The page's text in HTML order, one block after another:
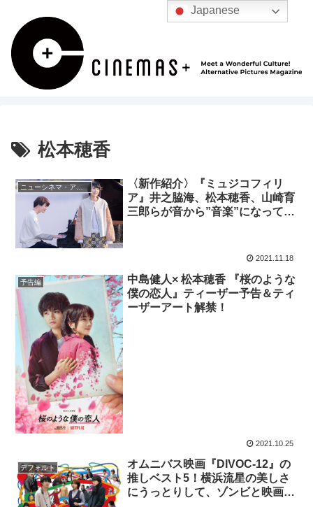
松本穂香
〈新作紹介〉『ミュジコフィリ
ア』井之脇海、松本穂香、山崎育
三郎らが音から”音楽”になってい
2021.11.18
予告編
中島健人× 松本穂香 『桜のような
僕の恋人』ティーザー予告＆ティ
ーザーアート解禁！
2021.10.25
デフォルト
オムニバス映画『DIVOC-12』の
推しベスト5！横浜流星の美しさ
にうっとりして、ゾンビと映画へ
Japanese